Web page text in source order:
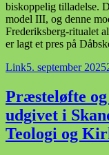
biskoppelig tilladelse.
model III, og denne
Frederiksberg-ritualet
er lagt et pres på
Format
LinkUdgivet
5. september 2025
Præsteløfte
udgivet i
Teologi og